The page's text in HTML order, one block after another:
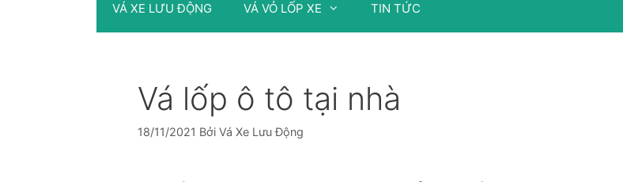
VÁ XE LƯU ĐỘNG VÁ VỎ LỐP XE TIN TỨC
Vá lốp ô tô tại nhà
18/11/2021 Bởi Vá Xe Lưu Động